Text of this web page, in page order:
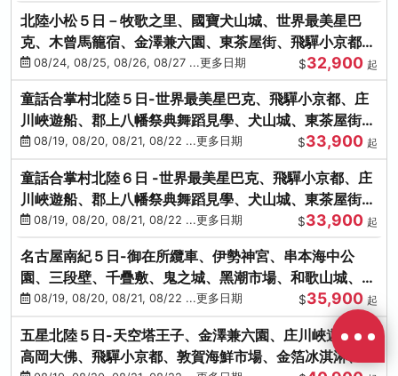
北陸小松５日－牧歌之里、國寶犬山城、世界最美星巴
克、木曾馬籠宿、金澤兼六園、東茶屋街、飛驒小京都、
白川鄉合掌村
08/24, 08/25, 08/26, 08/27 ...更多日期 $32,900 起
童話合掌村北陸５日-世界最美星巴克、飛驒小京都、庄
川峽遊船、郡上八幡祭典舞蹈見學、犬山城、東茶屋街、
松葉蟹、金箔冰淇淋
08/19, 08/20, 08/21, 08/22 ...更多日期 $33,900 起
童話合掌村北陸６日 -世界最美星巴克、飛驒小京都、庄
川峽遊船、郡上八幡祭典舞蹈見學、犬山城、東茶屋街、
松葉蟹、金箔冰淇淋
08/19, 08/20, 08/21, 08/22 ...更多日期 $33,900 起
名古屋南紀５日-御在所纜車、伊勢神宮、串本海中公
園、三段壁、千疊敷、鬼之城、黑潮市場、和歌山城、伊
勢龍蝦溫泉
08/19, 08/20, 08/21, 08/22 ...更多日期 $35,900 起
五星北陸５日-天空塔王子、金澤兼六園、庄川峽遊船、
高岡大佛、飛驒小京都、敦賀海鮮市場、金箔冰淇淋、鰻